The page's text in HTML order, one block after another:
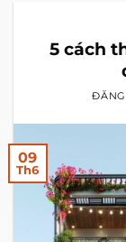
5 cách
09
Th6